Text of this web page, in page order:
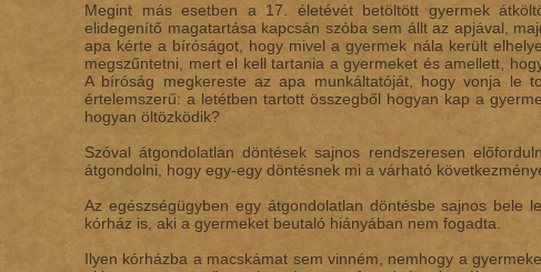
Megint más esetben a 17. életévét betöltött gyermek
elidegenítő magatartása kapcsán szóba sem állt az apjával,
apa kérte a bíróságot, hogy mivel a gyermek nála került
megszűntetni, mert el kell tartania a gyermeket és amellett,
A bíróság megkereste az apa munkáltatóját, hogy vonja le
értelemszerű: a letétben tartott összegből hogyan kap a
hogyan öltözködik?
Szóval átgondolatlan döntések sajnos rendszeresen
átgondolni, hogy egy-egy döntésnek mi a várható
Az egészségügyben egy átgondolatlan döntésbe sajnos
kórház is, aki a gyermeket beutaló hiányában nem fogadta.
Ilyen kórházba a macskámat sem vinném, nemhogy a